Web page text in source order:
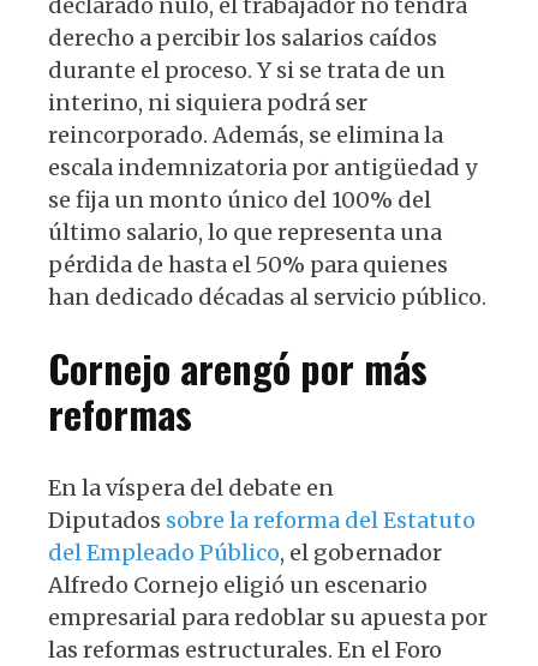
derecho a percibir los salarios caídos
durante el proceso. Y si se trata de un
interino, ni siquiera podrá ser
reincorporado. Además, se elimina la
escala indemnizatoria por antigüedad y
se fija un monto único del 100% del
último salario, lo que representa una
pérdida de hasta el 50% para quienes
han dedicado décadas al servicio público.
Cornejo arengó por más
reformas
En la víspera del debate en
Diputados sobre la reforma del Estatuto
del Empleado Público, el gobernador
Alfredo Cornejo eligió un escenario
empresarial para redoblar su apuesta por
las reformas estructurales. En el Foro